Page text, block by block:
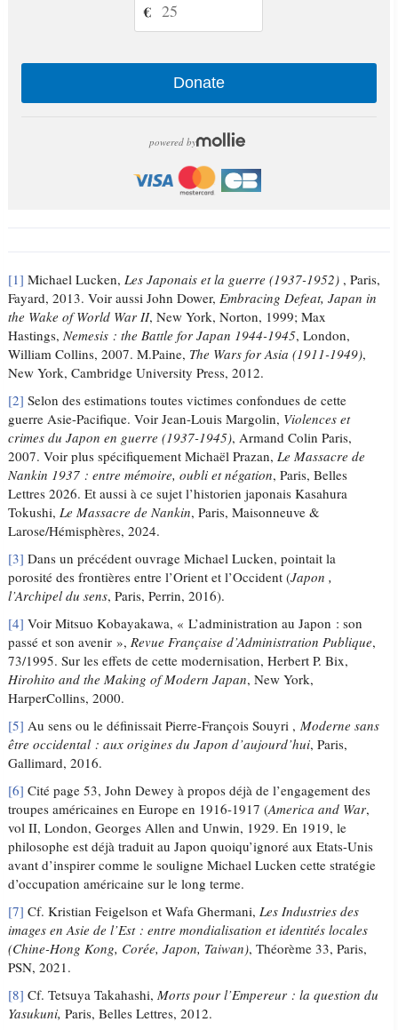
€
Donate
powered by
[1] Michael Lucken, Les Japonais et la guerre (1937-1952) , Paris,
Fayard, 2013. Voir aussi John Dower, Embracing Defeat, Japan in
the Wake of World War II, New York, Norton, 1999; Max
Hastings, Nemesis : the Battle for Japan 1944-1945, London,
William Collins, 2007. M.Paine, The Wars for Asia (1911-1949),
New York, Cambridge University Press, 2012.
[2] Selon des estimations toutes victimes confondues de cette
guerre Asie-Pacifique. Voir Jean-Louis Margolin, Violences et
crimes du Japon en guerre (1937-1945), Armand Colin Paris,
2007. Voir plus spécifiquement Michaël Prazan, Le Massacre de
Nankin 1937 : entre mémoire, oubli et négation, Paris, Belles
Lettres 2026. Et aussi à ce sujet l’historien japonais Kasahura
Tokushi, Le Massacre de Nankin, Paris, Maisonneuve &
Larose/Hémisphères, 2024.
[3] Dans un précédent ouvrage Michael Lucken, pointait la
porosité des frontières entre l’Orient et l’Occident (Japon ,
l’Archipel du sens, Paris, Perrin, 2016).
[4] Voir Mitsuo Kobayakawa, « L’administration au Japon : son
passé et son avenir », Revue Française d’Administration Publique,
73/1995. Sur les effets de cette modernisation, Herbert P. Bix,
Hirohito and the Making of Modern Japan, New York,
HarperCollins, 2000.
[5] Au sens ou le définissait Pierre-François Souyri , Moderne sans
être occidental : aux origines du Japon d’aujourd’hui, Paris,
Gallimard, 2016.
[6] Cité page 53, John Dewey à propos déjà de l’engagement des
troupes américaines en Europe en 1916-1917 (America and War,
vol II, London, Georges Allen and Unwin, 1929. En 1919, le
philosophe est déjà traduit au Japon quoiqu’ignoré aux Etats-Unis
avant d’inspirer comme le souligne Michael Lucken cette stratégie
d’occupation américaine sur le long terme.
[7] Cf. Kristian Feigelson et Wafa Ghermani, Les Industries des
images en Asie de l’Est : entre mondialisation et identités locales
(Chine-Hong Kong, Corée, Japon, Taiwan), Théorème 33, Paris,
PSN, 2021.
[8] Cf. Tetsuya Takahashi, Morts pour l’Empereur : la question du
Yasukuni, Paris, Belles Lettres, 2012.